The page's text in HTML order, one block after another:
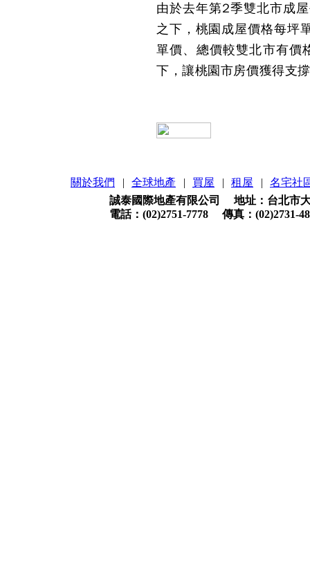
由於去年第2季雙北市成
之下，桃園成屋價格每坪
單價、總價較雙北市有價
下，讓桃園市房價獲得支
關於我們 | 全球地產 | 買屋 | 租屋 |
名宅社
誠泰國際地產有限公司 地址：台北市
電話：(02)2751-7778 傳真：(02)2731-